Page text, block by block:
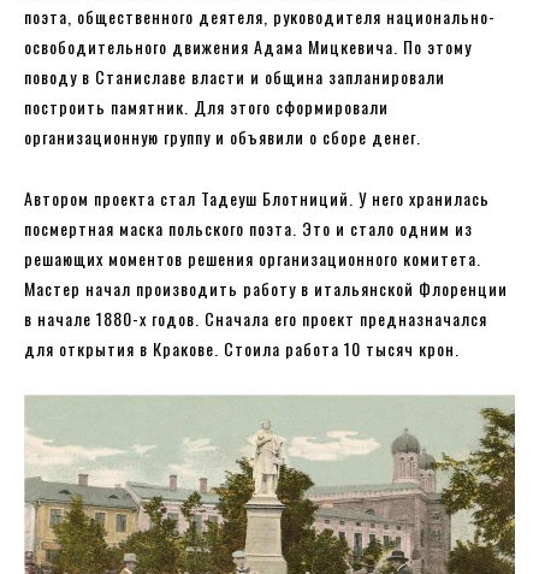
поэта, общественного деятеля, руководителя национально-
освободительного движения Адама Мицкевича. По этому
поводу в Станиславе власти и община запланировали
построить памятник. Для этого сформировали
организационную группу и объявили о сборе денег.
Автором проекта стал Тадеуш Блотниций. У него хранилась
посмертная маска польского поэта. Это и стало одним из
решающих моментов решения организационного комитета.
Мастер начал производить работу в итальянской Флоренции
в начале 1880-х годов. Сначала его проект предназначался
для открытия в Кракове. Стоила работа 10 тысяч крон.